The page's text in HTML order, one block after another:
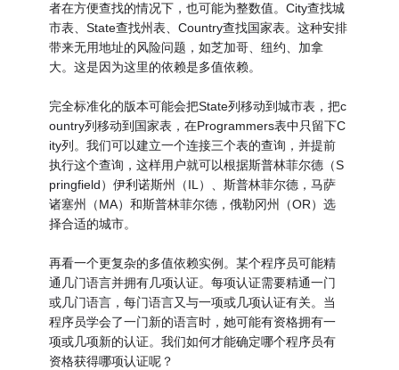
者在方便查找的情况下，也可能为整数值。City查找城
市表、State查找州表、Country查找国家表。这种安排
带来无用地址的风险问题，如芝加哥、纽约、加拿
大。这是因为这里的依赖是多值依赖。
完全标准化的版本可能会把State列移动到城市表，把c
ountry列移动到国家表，在Programmers表中只留下C
ity列。我们可以建立一个连接三个表的查询，并提前
执行这个查询，这样用户就可以根据斯普林菲尔德（S
pringfield）伊利诺斯州（IL）、斯普林菲尔德，马萨
诸塞州（MA）和斯普林菲尔德，俄勒冈州（OR）选
择合适的城市。
再看一个更复杂的多值依赖实例。某个程序员可能精
通几门语言并拥有几项认证。每项认证需要精通一门
或几门语言，每门语言又与一项或几项认证有关。当
程序员学会了一门新的语言时，她可能有资格拥有一
项或几项新的认证。我们如何才能确定哪个程序员有
资格获得哪项认证呢？